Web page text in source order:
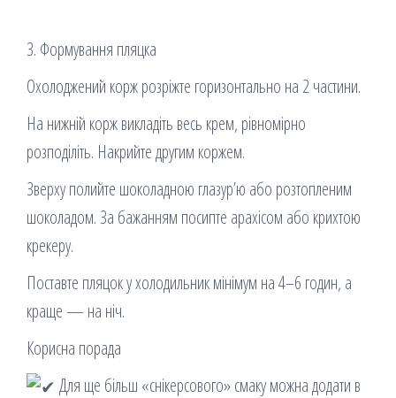
3. Формування пляцка
Охолоджений корж розріжте горизонтально на 2 частини.
На нижній корж викладіть весь крем, рівномірно
розподіліть. Накрийте другим коржем.
Зверху полийте шоколадною глазур’ю або розтопленим
шоколадом. За бажанням посипте арахісом або крихтою
крекеру.
Поставте пляцок у холодильник мінімум на 4–6 годин, а
краще — на ніч.
Корисна порада
Для ще більш «снікерсового» смаку можна додати в